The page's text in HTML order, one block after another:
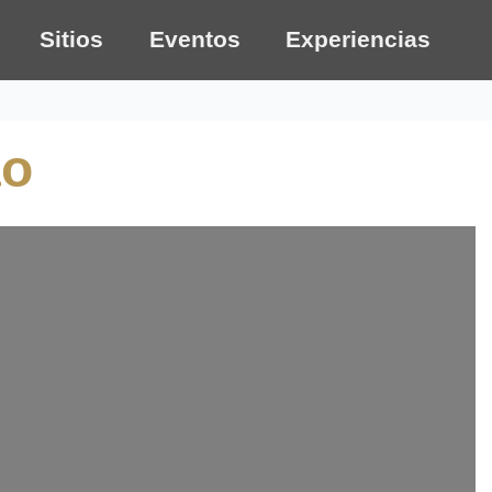
Sitios Eventos Experiencias